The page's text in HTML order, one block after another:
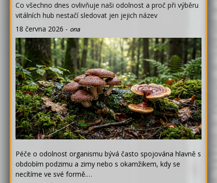
Co všechno dnes ovlivňuje naši odolnost a proč při výběru
vitálních hub nestačí sledovat jen jejich název
18 června 2026 - ona
Péče o odolnost organismu bývá často spojována hlavně s
obdobím podzimu a zimy nebo s okamžikem, kdy se
necítíme ve své formě.…